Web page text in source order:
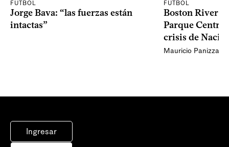
FÚTBOL
Jorge Bava: “las fuerzas están
intactas”
FÚTBOL
Boston River
Parque
crisis de
Mauricio Panizza
Ingresar